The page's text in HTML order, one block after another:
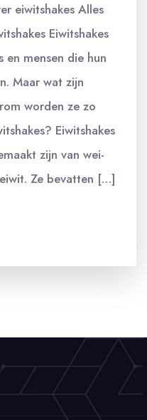
eiwitshakes Alles
Eiwitshakes
mensen die hun
Maar wat zijn
worden ze zo
Eiwitshakes
zijn van wei-
Ze bevatten […]